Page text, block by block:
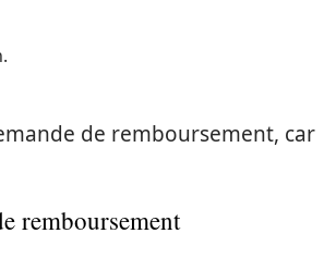
de remboursement, car
remboursement